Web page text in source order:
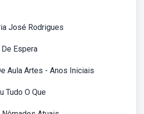
José Rodrigues
Espera
Aula Artes - Anos Iniciais
Tudo O Que